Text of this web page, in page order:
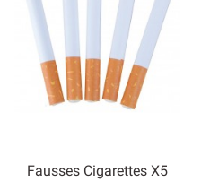
Fausses Cigarettes X5